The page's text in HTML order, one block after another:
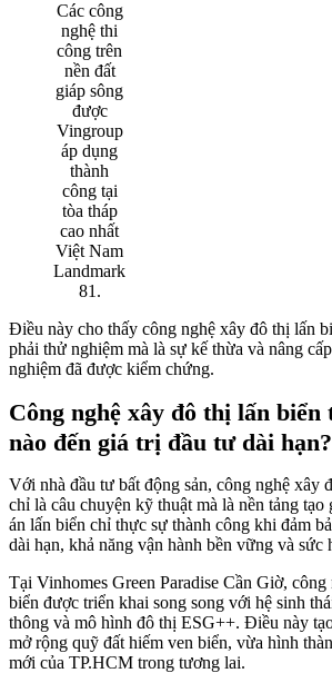
Các công
nghệ thi
công trên
nền đất
giáp sông
được
Vingroup
áp dụng
thành
công tại
tòa tháp
cao nhất
Việt Nam
Landmark
81.
Điều này cho thấy công nghệ xây đô thị lấn
phải thử nghiệm mà là sự kế thừa và nâng
nghiệm đã được kiểm chứng.
Công nghệ xây đô thị lấn biển
nào đến giá trị đầu tư dài hạn?
Với nhà đầu tư bất động sản, công nghệ xây
chỉ là câu chuyện kỹ thuật mà là nền tảng
án lấn biển chỉ thực sự thành công khi đảm
dài hạn, khả năng vận hành bền vững và sức
Tại Vinhomes Green Paradise Cần Giờ,
biển được triển khai song song với hệ sinh
thông và mô hình đô thị ESG++. Điều này
mở rộng quỹ đất hiếm ven biển, vừa hình
mới của TP.HCM trong tương lai.